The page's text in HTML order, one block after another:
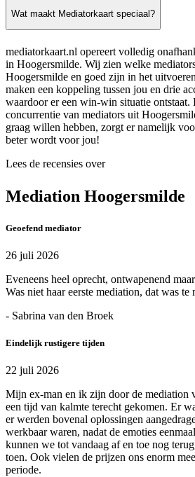
Wat maakt Mediatorkaart speciaal?
mediatorkaart.nl opereert volledig
in Hoogersmilde. Wij zien welke
Hoogersmilde en goed zijn in het
maken een koppeling tussen jou en drie
waardoor er een win-win situatie ontstaat.
concurrentie van mediators uit
graag willen hebben, zorgt er namelijk
beter wordt voor jou!
Lees de recensies over
Mediation Hoogersmilde
Geoefend mediator
26 juli 2026
Eveneens heel oprecht, ontwapenend
Was niet haar eerste mediation, dat was te
- Sabrina van den Broek
Eindelijk rustigere tijden
22 juli 2026
Mijn ex-man en ik zijn door de mediation
een tijd van kalmte terecht gekomen. Er
er werden bovenal oplossingen
werkbaar waren, nadat de emoties
kunnen we tot vandaag af en toe nog
toen. Ook vielen de prijzen ons enorm
periode.